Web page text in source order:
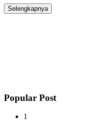
Selengkapnya
Popular Post
1